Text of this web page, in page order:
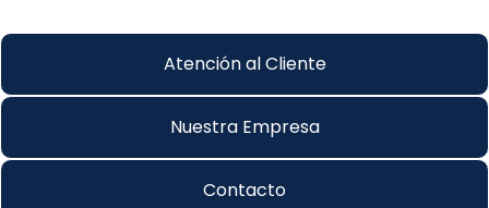
Atención al Cliente
Nuestra Empresa
Contacto